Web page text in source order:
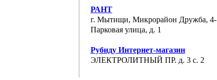
РАНТ
г. Мытищи, Микрорайон Дружба, 4-
Парковая улица, д. 1
Рубиду Интернет-магазин
ЭЛЕКТРОЛИТНЫЙ ПР. д. 3 с. 2